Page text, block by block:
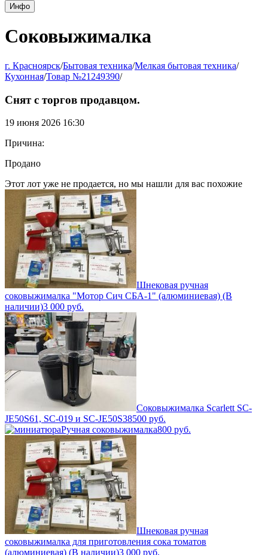
Инфо
Соковыжималка
г. Красноярск/Бытовая техника/Мелкая бытовая техника/
Кухонная/Товар №21249390/
Снят с торгов продавцом.
19 июня 2026 16:30
Причина:
Продано
Этот лот уже не продается, но мы нашли для вас похожие
Шнековая ручная
соковыжималка "Мотор Сич СБА-1" (алюминиевая) (В
наличии)3 000 руб.
Соковыжималка Scarlett SC-
JE50S61, SC-019 и SC-JE50S38500 руб.
Ручная соковыжималка800 руб.
Шнековая ручная
соковыжималка для приготовления сока томатов
(алюминиевая) (В наличии)3 000 руб.